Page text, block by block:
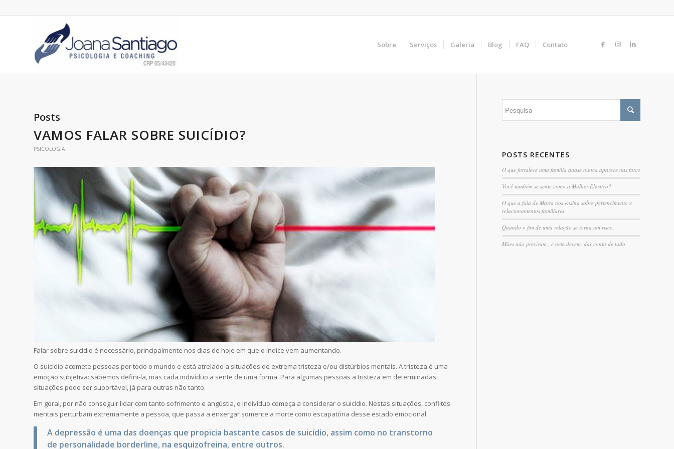
Sobre Serviços Galeria Blog FAQ Contato
Posts
VAMOS FALAR SOBRE SUICÍDIO?
PSICOLOGIA
Falar sobre suicídio é necessário, principalmente nos dias de hoje em que o índice vem aumentando.
O suicídio acomete pessoas por todo o mundo e está atrelado a situações de extrema tristeza e/ou distúrbios mentais. A tristeza é uma
emoção subjetiva: sabemos defini-la, mas cada indivíduo a sente de uma forma. Para algumas pessoas a tristeza em determinadas
situações pode ser suportável, já para outras não tanto.
Em geral, por não conseguir lidar com tanto sofrimento e angústia, o indivíduo começa a considerar o suicídio. Nestas situações, conflitos
mentais perturbam extremamente a pessoa, que passa a enxergar somente a morte como escapatória desse estado emocional.
A depressão é uma das doenças que propicia bastante casos de suicídio, assim como no transtorno
de personalidade borderline, na esquizofreina, entre outros.
POSTS RECENTES
O que fortalece uma família quase nunca aparece nas fotos
Você também se sente como a Mulher-Elástico?
O que a fala de Marta nos ensina sobre pertencimento e
relacionamentos familiares
Quando o fim de uma relação se torna um risco.
Mães não precisam , e nem devem, dar conta de tudo